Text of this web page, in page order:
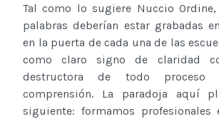
Tal como lo sugiere Nuccio
palabras deberían estar grabadas
en la puerta de cada una de las
como claro signo de claridad
destructora de todo proceso
comprensión. La paradoja aquí
siguiente: formamos profesionales